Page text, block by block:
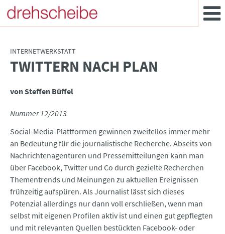
INTERNETWERKSTATT
:TWITTERN NACH PLAN
von Steffen Büffel
Nummer 12/2013
Social-Media-Plattformen gewinnen zweifellos immer mehr
an Bedeutung für die journalistische Recherche. Abseits von
Nachrichtenagenturen und Pressemitteilungen kann man
über Facebook, Twitter und Co durch gezielte Recherchen
Thementrends und Meinungen zu aktuellen Ereignissen
frühzeitig aufspüren. Als Journalist lässt sich dieses
Potenzial allerdings nur dann voll erschließen, wenn man
selbst mit eigenen Profilen aktiv ist und einen gut gepflegten
und mit relevanten Quellen bestückten Facebook- oder